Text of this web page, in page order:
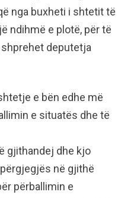
nga buxheti i shtetit të
ndihmë e plotë, për të
deputetja
e bën edhe më
e situatës dhe të
gjithandej dhe kjo
në gjithë
përballimin e